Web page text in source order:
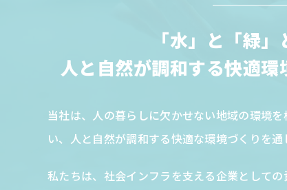
「水」と「緑
人と自然が調和する快適環
当社は、人の暮らしに欠かせない地域の環境
い、人と自然が調和する快適な環境づくりを通
私たちは、社会インフラを支える企業として